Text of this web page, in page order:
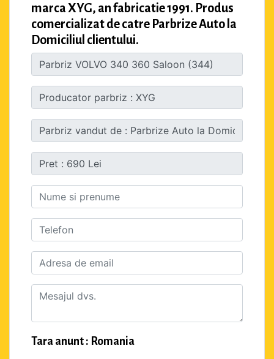
marca XYG, an fabricatie 1991. Produs
comercializat de catre Parbrize Auto la
Domiciliul clientului.
Tara anunt : Romania